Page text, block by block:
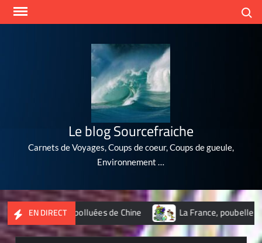
Skip
Le blog Sourcefraiche
Carnets de Voyages, Coups de coeur, Coups de gueule,
Environnement …
EN DIRECT
les plus polluées de Chine La France, poubelle du